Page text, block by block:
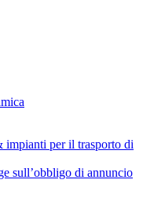
impianti per il trasporto di
sull’obbligo di annuncio